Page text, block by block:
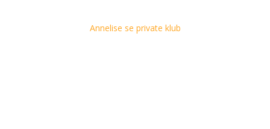
Annelise se private klub